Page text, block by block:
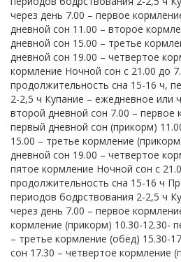
через день 7.00 – первое
дневной сон 11.00 – второе
дневной сон 15.00 – третье
дневной сон 19.00 – четвертое
кормление Ночной сон с 21.00 до
продолжительность сна 15-16 ч,
2-2,5 ч Купание – ежедневное или
второй дневной сон 7.00 – первое
первый дневной сон (прикорм)
15.00 – третье кормление
дневной сон 19.00 – четвертое
пятое кормление Ночной сон с
продолжительность сна 15-16 ч
периодов бодрствования 2-2,5 ч
через день 7.00 – первое
кормление (прикорм) 10.30-12.30-
– третье кормление (обед) 15.30-
сон 17.30 – четвертое кормление